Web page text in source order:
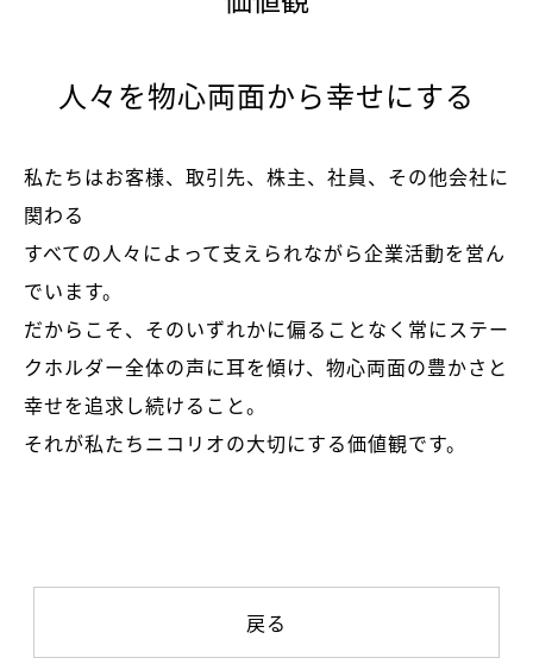
人々を物心両面から幸せにする
私たちはお客様、取引先、株主、社員、その他会社に
関わる
すべての人々によって支えられながら企業活動を営ん
でいます。
だからこそ、そのいずれかに偏ることなく常にステー
クホルダー全体の声に耳を傾け、物心両面の豊かさと
幸せを追求し続けること。
それが私たちニコリオの大切にする価値観です。
戻る